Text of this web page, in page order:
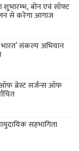
बोन एवं सॉफ्ट
से करेगा आगाज
संकल्प अभियान
ऑफ ब्रेस्ट सर्जन्स ऑफ
सहभागिता